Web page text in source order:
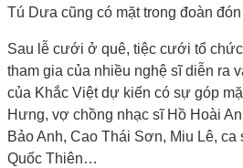
Tú Dưa cũng có mặt trong đoàn
Sau lễ cưới ở quê, tiệc cưới tổ
tham gia của nhiều nghệ sĩ diễn ra
của Khắc Việt dự kiến có sự góp
Hưng, vợ chồng nhạc sĩ Hồ Hoài
Bảo Anh, Cao Thái Sơn, Miu Lê, ca
Quốc Thiên…